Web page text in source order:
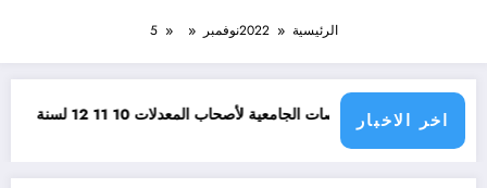
الرئيسية 2022نوفمبر 5
اخر الاخبار
أفضل التخصصات الجامعية لأصحاب المعدلات 10 11 12 لسنة 2026